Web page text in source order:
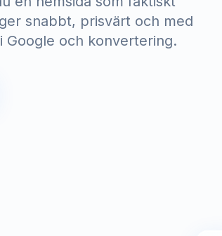
snabbt, prisvärt och med
Google och konvertering.